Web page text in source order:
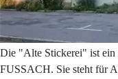
Die "Alte Stickerei" ist ein
FUSSACH. Sie steht für